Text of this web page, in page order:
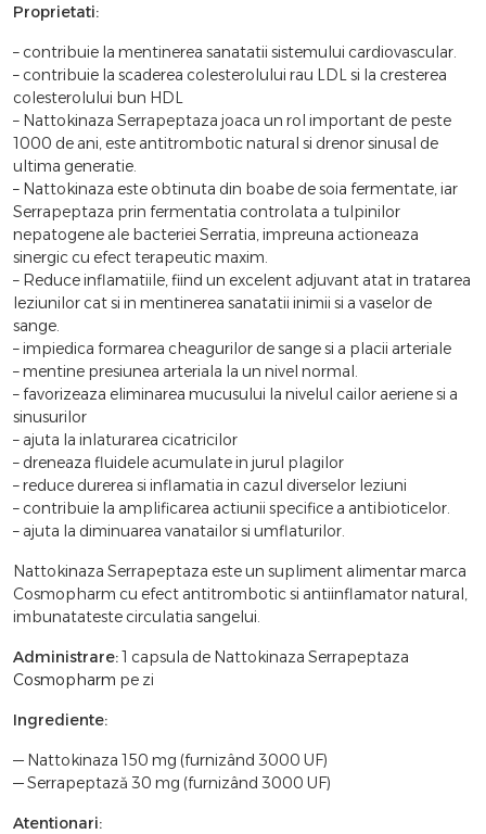
Proprietati:
– contribuie la mentinerea sanatatii sistemului cardiovascular.
– contribuie la scaderea colesterolului rau LDL si la cresterea
colesterolului bun HDL
– Nattokinaza Serrapeptaza joaca un rol important de peste
1000 de ani, este antitrombotic natural si drenor sinusal de
ultima generatie.
– Nattokinaza este obtinuta din boabe de soia fermentate, iar
Serrapeptaza prin fermentatia controlata a tulpinilor
nepatogene ale bacteriei Serratia, impreuna actioneaza
sinergic cu efect terapeutic maxim.
– Reduce inflamatiile, fiind un excelent adjuvant atat in tratarea
leziunilor cat si in mentinerea sanatatii inimii si a vaselor de
sange.
– impiedica formarea cheagurilor de sange si a placii arteriale
– mentine presiunea arteriala la un nivel normal.
– favorizeaza eliminarea mucusului la nivelul cailor aeriene si a
sinusurilor
– ajuta la inlaturarea cicatricilor
– dreneaza fluidele acumulate in jurul plagilor
– reduce durerea si inflamatia in cazul diverselor leziuni
– contribuie la amplificarea actiunii specifice a antibioticelor.
– ajuta la diminuarea vanatailor si umflaturilor.
Nattokinaza Serrapeptaza este un supliment alimentar marca
Cosmopharm cu efect antitrombotic si antiinflamator natural,
imbunatateste circulatia sangelui.
Administrare:1 capsula de Nattokinaza Serrapeptaza
Cosmopharm pe zi
Ingrediente:
— Nattokinaza 150 mg (furnizând 3000 UF)
— Serrapeptază 30 mg (furnizând 3000 UF)
Atentionari: